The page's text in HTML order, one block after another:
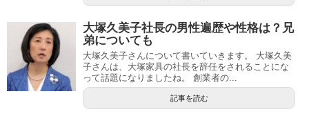
大塚久美子社長の男性遍歴や性格は？兄
弟についても
大塚久美子さんについて書いていきます。 大塚久美
子さんは、大塚家具の社長を辞任をされることにな
って話題になりましたね。 創業者の...
記事を読む